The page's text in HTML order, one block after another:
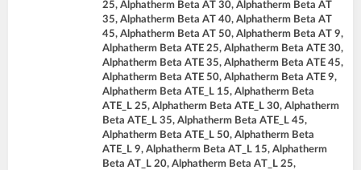
25, Alphatherm Beta AT 30, Alphatherm Beta AT
35, Alphatherm Beta AT 40, Alphatherm Beta AT
45, Alphatherm Beta AT 50, Alphatherm Beta AT 9,
Alphatherm Beta ATE 25, Alphatherm Beta ATE 30,
Alphatherm Beta ATE 35, Alphatherm Beta ATE 45,
Alphatherm Beta ATE 50, Alphatherm Beta ATE 9,
Alphatherm Beta ATE_L 15, Alphatherm Beta
ATE_L 25, Alphatherm Beta ATE_L 30, Alphatherm
Beta ATE_L 35, Alphatherm Beta ATE_L 45,
Alphatherm Beta ATE_L 50, Alphatherm Beta
ATE_L 9, Alphatherm Beta AT_L 15, Alphatherm
Beta AT_L 20, Alphatherm Beta AT_L 25,